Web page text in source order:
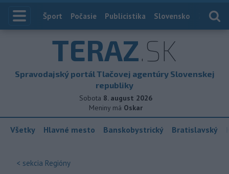
Index
Šport Počasie Publicistika Slovensko
TERAZ.SK
Spravodajský portál Tlačovej agentúry Slovenskej
republiky
Sobota 8. august 2026
Meniny má Oskar
Všetky Hlavné mesto Banskobystrický Bratislavský
< sekcia Regióny